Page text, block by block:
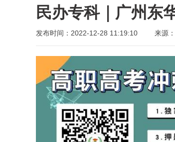
民办专科｜广州东
发布时间：2022-12-28 11:19:10 来源